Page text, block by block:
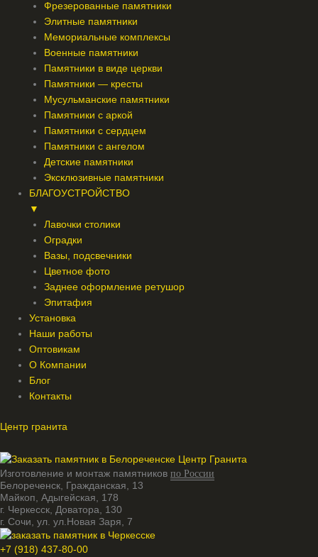
Фрезерованные памятники
Элитные памятники
Мемориальные комплексы
Военные памятники
Памятники в виде церкви
Памятники — кресты
Мусульманские памятники
Памятники с аркой
Памятники с сердцем
Памятники с ангелом
Детские памятники
Эксклюзивные памятники
БЛАГОУСТРОЙСТВО
▼
Лавочки столики
Оградки
Вазы, подсвечники
Цветное фото
Заднее оформление ретушор
Эпитафия
Установка
Наши работы
Оптовикам
О Компании
Блог
Контакты
Центр гранита
Изготовление и монтаж памятников по России
Белореченск, Гражданская, 13
Майкоп, Адыгейская, 178
г. Черкесск, Доватора, 130
г. Сочи, ул. ул.Новая Заря, 7
+7 (918) 437-80-00
Меню
Меню